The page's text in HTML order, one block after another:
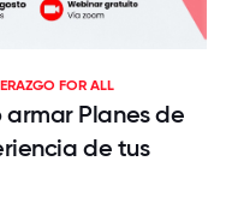
FOR ALL
Planes de
de tus